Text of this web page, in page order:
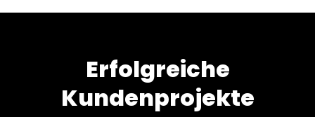
Erfolgreiche
Kundenprojekte